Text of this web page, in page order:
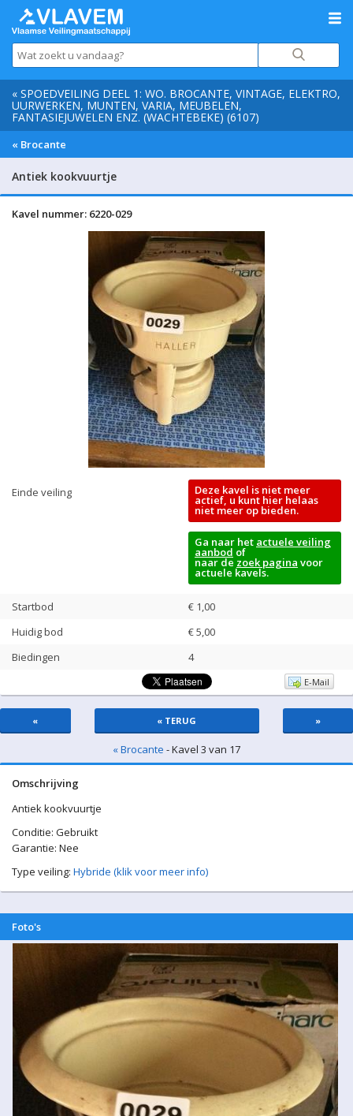
« SPOEDVEILING DEEL 1: WO. BROCANTE, VINTAGE, ELEKTRO,
UURWERKEN, MUNTEN, VARIA, MEUBELEN,
FANTASIEJUWELEN ENZ. (WACHTEBEKE) (6107)
« Brocante
Antiek kookvuurtje
Kavel nummer: 6220-029
Einde veiling Deze kavel is niet meer
actief, u kunt hier helaas
niet meer op bieden.
Ga naar het actuele veiling
aanbod of
naar de zoek pagina voor
actuele kavels.
Startbod
€ 1,00
Huidig bod
€5,00
Biedingen
4
E-Mail
« « TERUG »
« Brocante - Kavel 3 van 17
Omschrijving
Antiek kookvuurtje
Conditie: Gebruikt
Garantie: Nee
Type veiling: Hybride (klik voor meer info)
Foto's